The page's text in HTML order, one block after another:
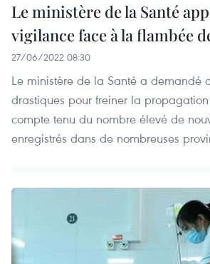
Le ministère de la Santé
vigilance face à la flambée
27/06/2022 08:30
Le ministère de la Santé a demandé
drastiques pour freiner la
compte tenu du nombre élevé de
enregistrés dans de nombreuses